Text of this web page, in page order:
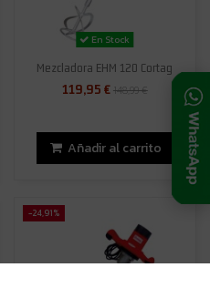
En Stock
Mezcladora EHM 120 Cortag
119,95 €148,99 €
Añadir al carrito
-24,91%